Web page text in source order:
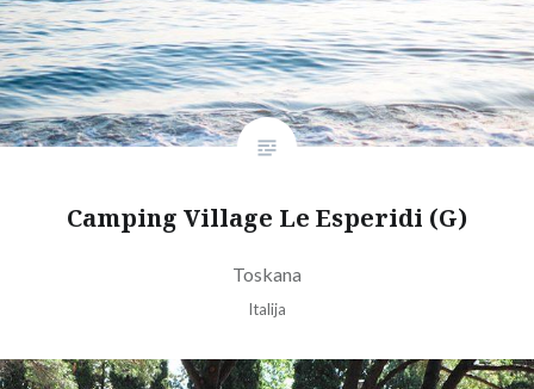
Camping Village Le Esperidi (G)
Toskana
Italija